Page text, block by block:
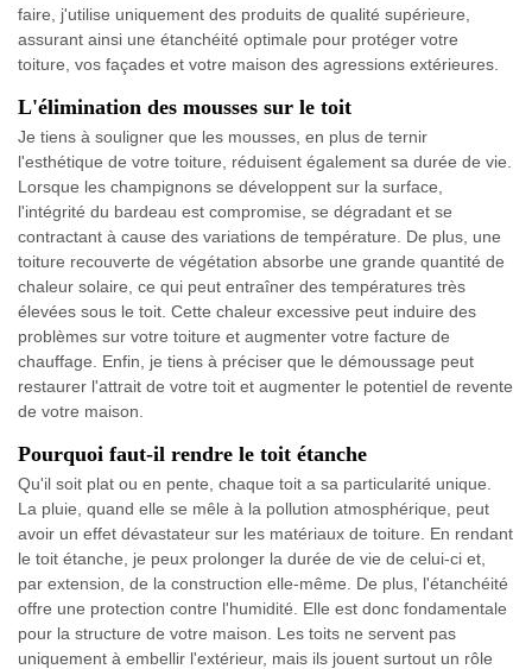
faire, j'utilise uniquement des produits de qualité supérieure,
assurant ainsi une étanchéité optimale pour protéger votre
toiture, vos façades et votre maison des agressions extérieures.
L'élimination des mousses sur le toit
Je tiens à souligner que les mousses, en plus de ternir
l'esthétique de votre toiture, réduisent également sa durée de vie.
Lorsque les champignons se développent sur la surface,
l'intégrité du bardeau est compromise, se dégradant et se
contractant à cause des variations de température. De plus, une
toiture recouverte de végétation absorbe une grande quantité de
chaleur solaire, ce qui peut entraîner des températures très
élevées sous le toit. Cette chaleur excessive peut induire des
problèmes sur votre toiture et augmenter votre facture de
chauffage. Enfin, je tiens à préciser que le démoussage peut
restaurer l'attrait de votre toit et augmenter le potentiel de revente
de votre maison.
Pourquoi faut-il rendre le toit étanche
Qu'il soit plat ou en pente, chaque toit a sa particularité unique.
La pluie, quand elle se mêle à la pollution atmosphérique, peut
avoir un effet dévastateur sur les matériaux de toiture. En rendant
le toit étanche, je peux prolonger la durée de vie de celui-ci et,
par extension, de la construction elle-même. De plus, l'étanchéité
offre une protection contre l'humidité. Elle est donc fondamentale
pour la structure de votre maison. Les toits ne servent pas
uniquement à embellir l'extérieur, mais ils jouent surtout un rôle